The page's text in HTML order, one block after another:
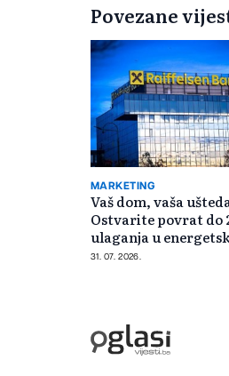
Povezane
MARKETING
Vaš dom, vaša
Ostvarite povrat do
ulaganja u
efikasnost
31. 07. 2026.